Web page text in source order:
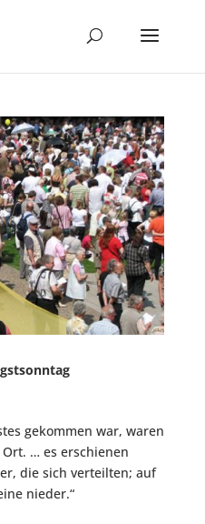
gekommen war, waren
… es erschienen
die sich verteilten; auf
nieder.“